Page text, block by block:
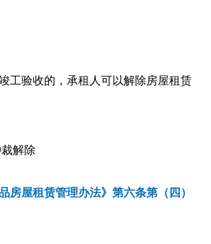
工验收的，承租人可以解除房屋租赁
解除
屋租赁管理办法》第六条第（四）